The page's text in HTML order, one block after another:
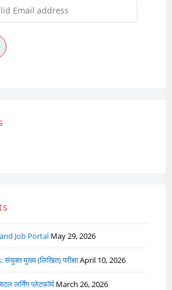
Job Portal May 29, 2026
मुख्य (लिखित) परीक्षाApril 10, 2026
लर्निंग प्लेटफॉर्म March 26, 2026